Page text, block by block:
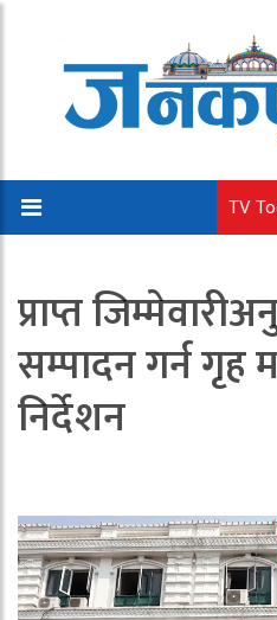
TV
प्राप्त
सम्पादन गर्न गृह
निर्देशन